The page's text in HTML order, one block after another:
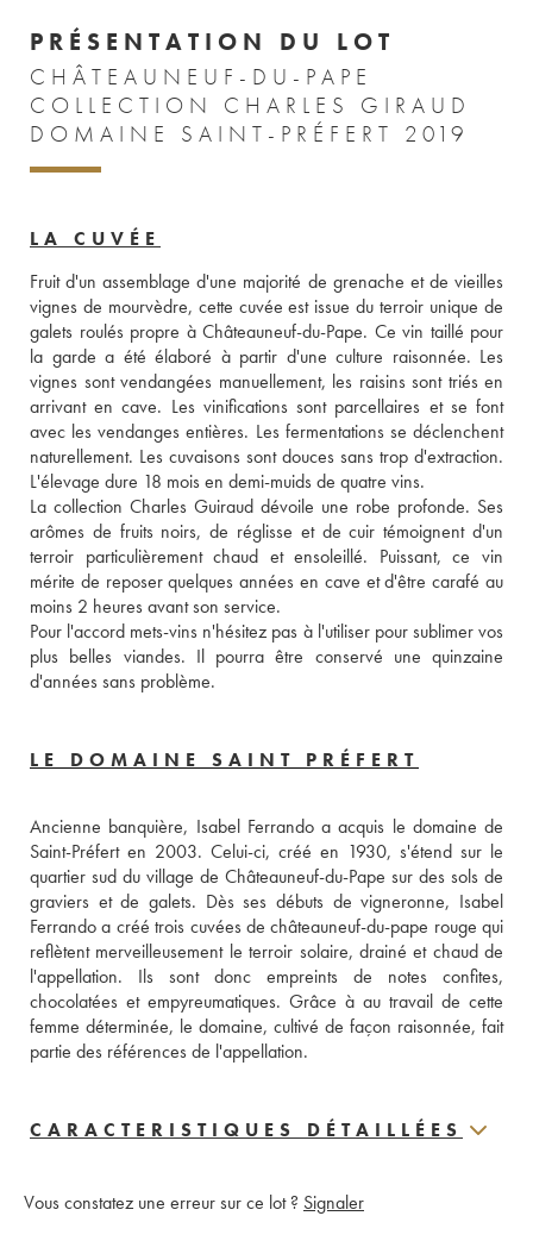
PRÉSENTATION DU LOT
CHÂTEAUNEUF-DU-PAPE
COLLECTION CHARLES GIRAUD
DOMAINE SAINT-PRÉFERT 2019
LA CUVÉE
Fruit d'un assemblage d'une majorité de grenache et de vieilles
vignes de mourvèdre, cette cuvée est issue du terroir unique de
galets roulés propre à Châteauneuf-du-Pape. Ce vin taillé pour
la garde a été élaboré à partir d'une culture raisonnée. Les
vignes sont vendangées manuellement, les raisins sont triés en
arrivant en cave. Les vinifications sont parcellaires et se font
avec les vendanges entières. Les fermentations se déclenchent
naturellement. Les cuvaisons sont douces sans trop d'extraction.
L'élevage dure 18 mois en demi-muids de quatre vins.
La collection Charles Guiraud dévoile une robe profonde. Ses
arômes de fruits noirs, de réglisse et de cuir témoignent d'un
terroir particulièrement chaud et ensoleillé. Puissant, ce vin
mérite de reposer quelques années en cave et d'être carafé au
moins 2 heures avant son service.
Pour l'accord mets-vins n'hésitez pas à l'utiliser pour sublimer vos
plus belles viandes. Il pourra être conservé une quinzaine
d'années sans problème.
LE DOMAINE SAINT PRÉFERT
Ancienne banquière, Isabel Ferrando a acquis le domaine de
Saint-Préfert en 2003. Celui-ci, créé en 1930, s'étend sur le
quartier sud du village de Châteauneuf-du-Pape sur des sols de
graviers et de galets. Dès ses débuts de vigneronne, Isabel
Ferrando a créé trois cuvées de châteauneuf-du-pape rouge qui
reflètent merveilleusement le terroir solaire, drainé et chaud de
l'appellation. Ils sont donc empreints de notes confites,
chocolatées et empyreumatiques. Grâce à au travail de cette
femme déterminée, le domaine, cultivé de façon raisonnée, fait
partie des références de l'appellation.
CARACTERISTIQUES DÉTAILLÉES
Vous constatez une erreur sur ce lot ? Signaler